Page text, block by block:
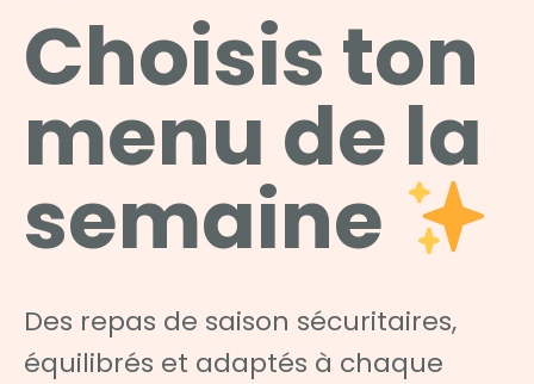
Choisis ton
menu de la
semaine
Des repas de saison sécuritaires,
équilibrés et adaptés à chaque